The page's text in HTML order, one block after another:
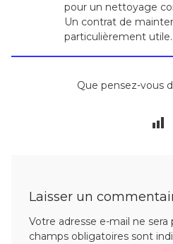
pour un nettoyage
Un contrat de
particulièrement utile.
Que pensez-vous
Laisser un
Votre adresse e-mail ne sera
champs obligatoires sont